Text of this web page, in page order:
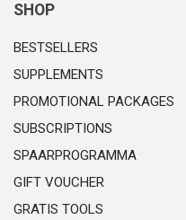
SHOP
BESTSELLERS
SUPPLEMENTS
PROMOTIONAL PACKAGES
SUBSCRIPTIONS
SPAARPROGRAMMA
GIFT VOUCHER
GRATIS TOOLS